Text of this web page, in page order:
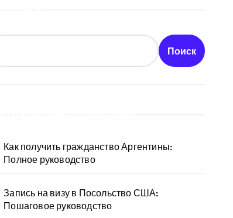
Поиск
Как получить гражданство Аргентины:
Полное руководство
Запись на визу в Посольство США:
Пошаговое руководство